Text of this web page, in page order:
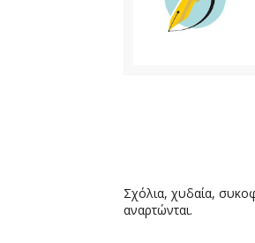
Σχόλια, χυδαία,
αναρτώνται.